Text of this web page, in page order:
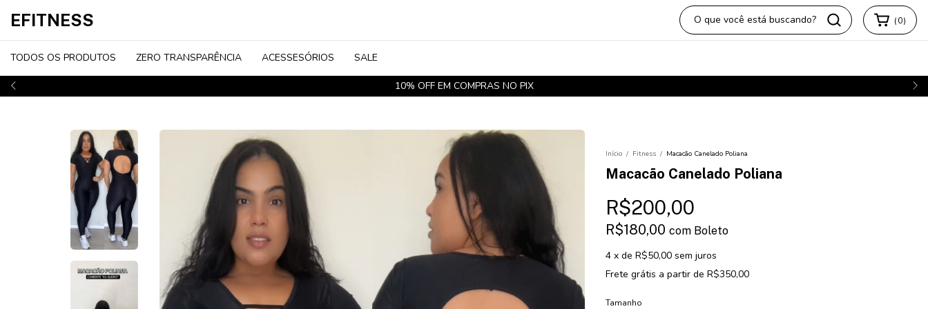
FRETE GRÁTIS EM COMPRAS ACIMA DE 350,00 REAIS
EFITNESS (0)
TODOS OS PRODUTOS ZERO TRANSPARÊNCIA ACESSESÓRIOS SALE
Início / Fitness / Macacão Canelado Poliana
Macacão Canelado Poliana
R$200,00
R$180,00 com Boleto
4 x de R$50,00 sem juros
Frete grátis a partir de R$350,00
Tamanho